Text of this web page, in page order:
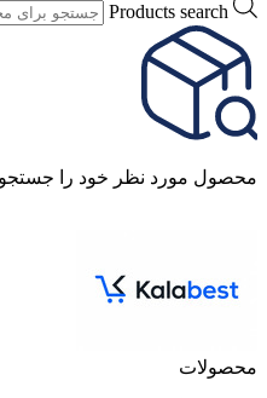
Products search
محصول مورد نظر خود را جستجو
محصولات